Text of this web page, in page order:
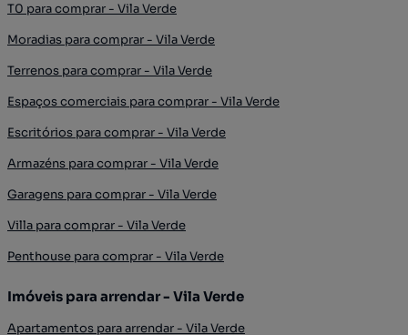
T0 para comprar - Vila Verde
Moradias para comprar - Vila Verde
Terrenos para comprar - Vila Verde
Espaços comerciais para comprar - Vila Verde
Escritórios para comprar - Vila Verde
Armazéns para comprar - Vila Verde
Garagens para comprar - Vila Verde
Villa para comprar - Vila Verde
Penthouse para comprar - Vila Verde
Imóveis para arrendar - Vila Verde
Apartamentos para arrendar - Vila Verde